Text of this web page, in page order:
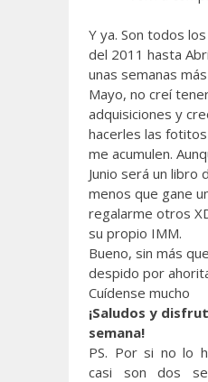
Y ya. Son todos
del 2011 hasta
unas semanas
Mayo, no creí
adquisiciones y
hacerles las
me acumulen.
Junio será un libro
menos que gane
regalarme otros
su propio IMM.
Bueno, sin más
despido por
Cuídense mucho
¡Saludos y
semana!
PS. Por si no lo
casi son dos